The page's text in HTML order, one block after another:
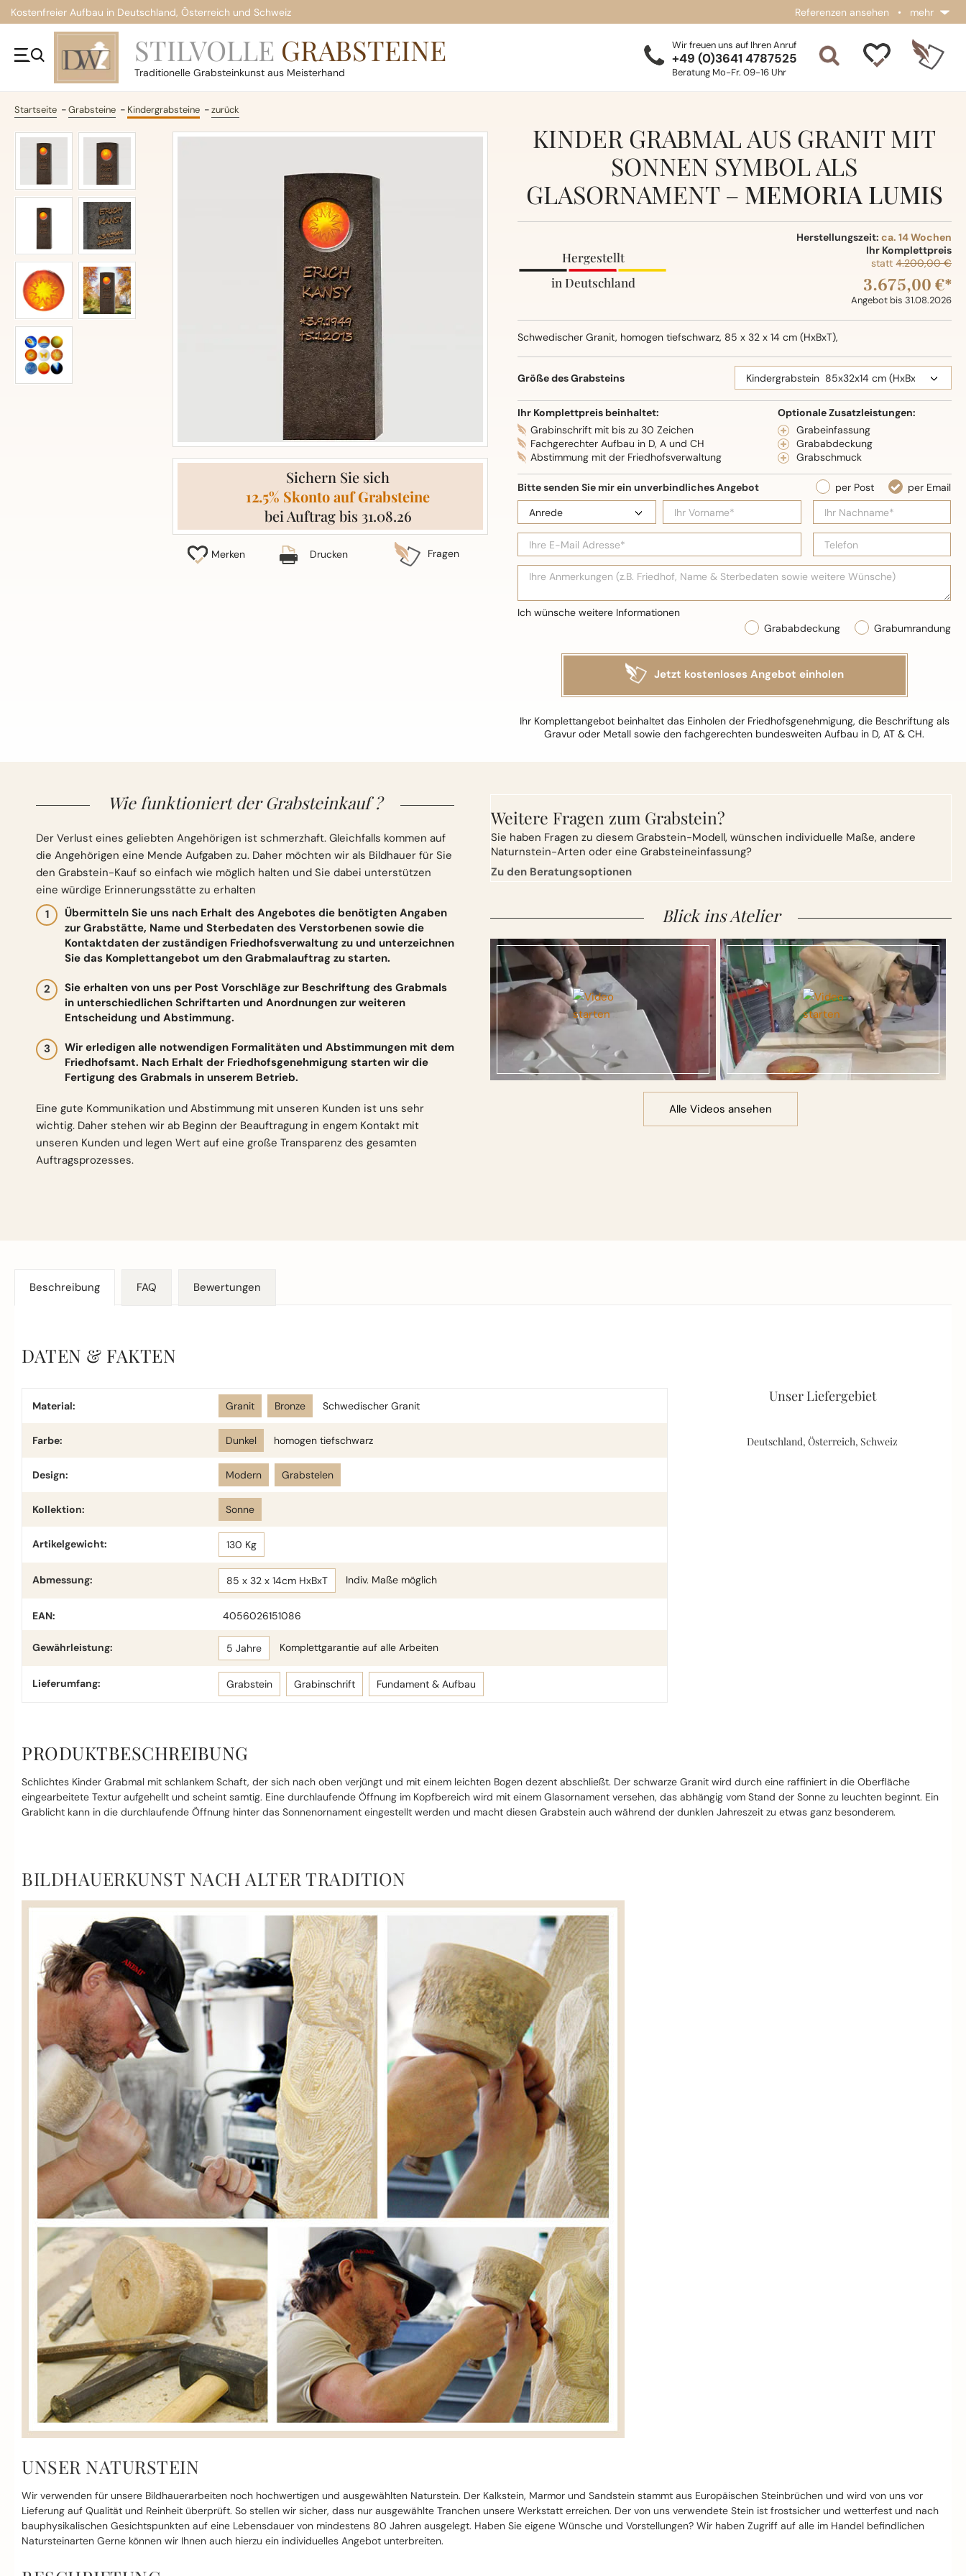
Kostenfreier Aufbau in Deutschland, Österreich und Schweiz Referenzen ansehen • mehr
STILVOLLE GRABSTEINE
Traditionelle Grabsteinkunst aus Meisterhand
Wir freuen uns auf Ihren Anruf
+49 (0)3641 4787525
Beratung Mo-Fr. 09-16 Uhr
Startseite Grabsteine Kindergrabsteine zurück
Sichern Sie sich
12.5% Skonto auf Grabsteine
bei Auftrag bis 31.08.26
Merken Drucken Fragen
KINDER GRABMAL AUS GRANIT MIT
SONNEN SYMBOL ALS
GLASORNAMENT – MEMORIA LUMIS
Hergestellt
in Deutschland
Herstellungszeit: ca. 14 Wochen
Ihr Komplettpreis
statt 4.200,00 €
3.675,00 €*
Angebot bis 31.08.2026
Schwedischer Granit, homogen tiefschwarz, 85 x 32 x 14 cm (HxBxT),
Oberflächenbearbeitung: Seidenglanz
Größe des Grabsteins
Ihr Komplettpreis beinhaltet:
Grabinschrift mit bis zu 30 Zeichen
Fachgerechter Aufbau in D, A und CH
Abstimmung mit der Friedhofsverwaltung
Optionale Zusatzleistungen:
Grabeinfassung
Grababdeckung
Grabschmuck
Grabumrandung
Grababdeckung
Ihr Komplettangebot beinhaltet das Einholen der Friedhofsgenehmigung, die Beschriftung als
Gravur oder Metall sowie den fachgerechten bundesweiten Aufbau in D, AT & CH.
Wie funktioniert der Grabsteinkauf ?
Der Verlust eines geliebten Angehörigen ist schmerzhaft. Gleichfalls kommen auf
die Angehörigen eine Mende Aufgaben zu. Daher möchten wir als Bildhauer für Sie
den Grabstein-Kauf so einfach wie möglich halten und Sie dabei unterstützen
eine würdige Erinnerungsstätte zu erhalten
Übermitteln Sie uns nach Erhalt des Angebotes die benötigten Angaben
zur Grabstätte, Name und Sterbedaten des Verstorbenen sowie die
Kontaktdaten der zuständigen Friedhofsverwaltung zu und unterzeichnen
Sie das Komplettangebot um den Grabmalauftrag zu starten.
Sie erhalten von uns per Post Vorschläge zur Beschriftung des Grabmals
in unterschiedlichen Schriftarten und Anordnungen zur weiteren
Entscheidung und Abstimmung.
Wir erledigen alle notwendigen Formalitäten und Abstimmungen mit dem
Friedhofsamt. Nach Erhalt der Friedhofsgenehmigung starten wir die
Fertigung des Grabmals in unserem Betrieb.
Eine gute Kommunikation und Abstimmung mit unseren Kunden ist uns sehr
wichtig. Daher stehen wir ab Beginn der Beauftragung in engem Kontakt mit
unseren Kunden und legen Wert auf eine große Transparenz des gesamten
Auftragsprozesses.
Weitere Fragen zum Grabstein?
Sie haben Fragen zu diesem Grabstein-Modell, wünschen individuelle Maße, andere
Naturnstein-Arten oder eine Grabsteineinfassung?
Zu den Beratungsoptionen
Blick ins Atelier
Alle Videos ansehen
Beschreibung
DATEN & FAKTEN
Material: Granit Bronze Schwedischer Granit
Farbe: Dunkel homogen tiefschwarz
Design: Modern Grabstelen
Kollektion: Sonne
Artikelgewicht: 130 Kg
Abmessung: 85 x 32 x 14cm HxBxT Indiv. Maße möglich
EAN: 4056026151086
Gewährleistung: 5 Jahre Komplettgarantie auf alle Arbeiten
Lieferumfang: Grabstein Grabinschrift Fundament & Aufbau
Unser Liefergebiet
Deutschland, Österreich, Schweiz
PRODUKTBESCHREIBUNG
Schlichtes Kinder Grabmal mit schlankem Schaft, der sich nach oben verjüngt und mit einem leichten Bogen dezent abschließt. Der schwarze Granit wird durch eine raffiniert in die Oberfläche
eingearbeitete Textur aufgehellt und scheint samtig. Eine durchlaufende Öffnung im Kopfbereich wird mit einem Glasornament versehen, das abhängig vom Stand der Sonne zu leuchten beginnt. Ein
Grablicht kann in die durchlaufende Öffnung hinter das Sonnenornament eingestellt werden und macht diesen Grabstein auch während der dunklen Jahreszeit zu etwas ganz besonderem.
BILDHAUERKUNST NACH ALTER TRADITION
UNSER NATURSTEIN
Wir verwenden für unsere Bildhauerarbeiten noch hochwertigen und ausgewählten Naturstein. Der Kalkstein, Marmor und Sandstein stammt aus Europäischen Steinbrüchen und wird von uns vor
Lieferung auf Qualität und Reinheit überprüft. So stellen wir sicher, dass nur ausgewählte Tranchen unsere Werkstatt erreichen. Der von uns verwendete Stein ist frostsicher und wetterfest und nach
bauphysikalischen Gesichtspunkten auf eine Lebensdauer von mindestens 80 Jahren ausgelegt. Haben Sie eigene Wünsche und Vorstellungen? Wir haben Zugriff auf alle im Handel befindlichen
Natursteinarten Gerne können wir Ihnen auch hierzu ein individuelles Angebot unterbreiten.
FAQ Bewertungen